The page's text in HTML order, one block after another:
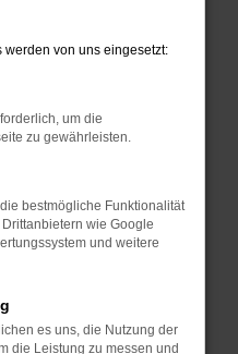
dir helfen können:
und deine
zum Beispiel deine
Werbeblocker,
Seiten
von uns eingesetzt:
um die
zu gewährleisten.
bestmögliche Funktionalität
wie Google
und weitere
es uns, die Nutzung der
die Leistung zu messen und